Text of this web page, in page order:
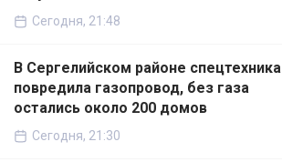
Сегодня, 21:48
В Сергелийском районе спецтехника
повредила газопровод, без газа
остались около 200 домов
Сегодня, 21:30